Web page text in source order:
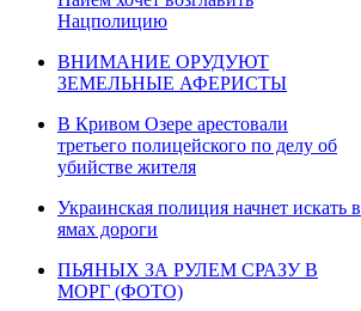
Нацполицию
ВНИМАНИЕ ОРУДУЮТ
ЗЕМЕЛЬНЫЕ АФЕРИСТЫ
В Кривом Озере арестовали
третьего полицейского по делу об
убийстве жителя
Украинская полиция начнет искать в
ямах дороги
ПЬЯНЫХ ЗА РУЛЕМ СРАЗУ В
МОРГ (ФОТО)